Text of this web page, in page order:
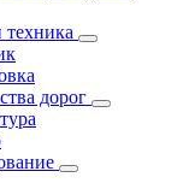
техника
дорог